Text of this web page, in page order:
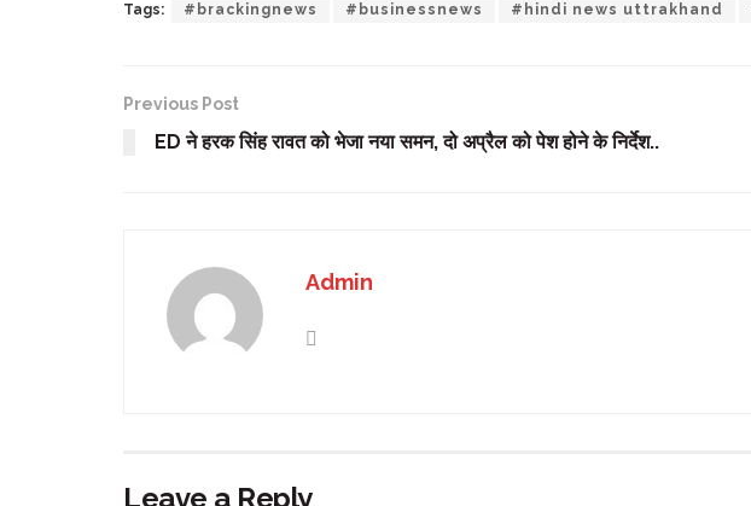
Tags: #brackingnews #businessnews #hindi news uttrakhand
Previous Post
ED ने हरक सिंह रावत को भेजा नया समन, दो अप्रैल को पेश होने के निर्देश..
Admin
Leave a Reply